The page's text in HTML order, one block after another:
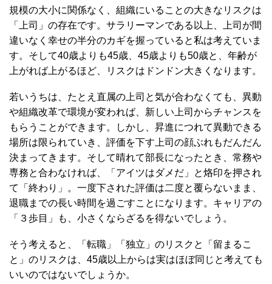
規模の大小に関係なく、組織にいることの大きなリスクは
「上司」の存在です。サラリーマンである以上、上司が間
違いなく幸せの半分のカギを握っていると私は考えていま
す。そして40歳よりも45歳、45歳よりも50歳と、年齢が
上がれば上がるほど、リスクはドンドン大きくなります。
若いうちは、たとえ直属の上司と気が合わなくても、異動
や組織改革で環境が変われば、新しい上司からチャンスを
もらうことができます。しかし、昇進につれて異動できる
場所は限られていき、評価を下す上司の顔ぶれもだんだん
決まってきます。そして晴れて部長になったとき、常務や
専務と合わなければ、「アイツはダメだ」と烙印を押され
て「終わり」。一度下された評価は二度と覆らないまま、
退職までの長い時間を過ごすことになります。キャリアの
「３歩目」も、小さくならざるを得ないでしょう。
そう考えると、「転職」「独立」のリスクと「留まるこ
と」のリスクは、45歳以上からは実はほぼ同じと考えても
いいのではないでしょうか。